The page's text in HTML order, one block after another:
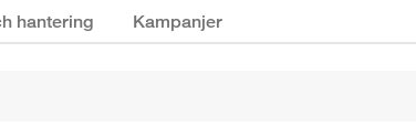
hantering Kampanjer